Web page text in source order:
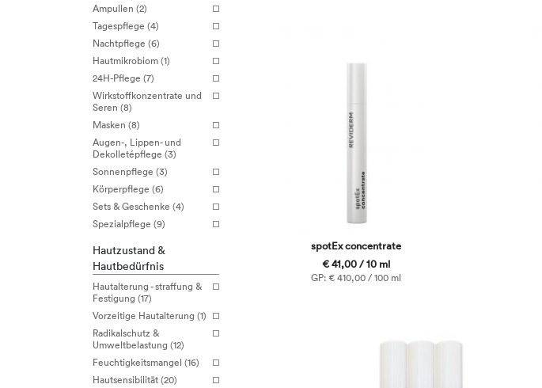
Ampullen (2)
Tagespflege (4)
Nachtpflege (6)
Hautmikrobiom (1)
24H-Pflege (7)
Wirkstoffkonzentrate und
Seren (8)
Masken (8)
Augen-, Lippen- und
Dekolletépflege (3)
Sonnenpflege (3)
Körperpflege (6)
Sets & Geschenke (4)
Spezialpflege (9)
Hautzustand &
Hautbedürfnis
Hautalterung - straffung &
Festigung (17)
Vorzeitige Hautalterung (1)
Radikalschutz &
Umweltbelastung (12)
Feuchtigkeitsmangel (16)
Hautsensibilität (20)
spotEx concentrate
€ 41,00 / 10 ml
GP: € 410,00 / 100 ml